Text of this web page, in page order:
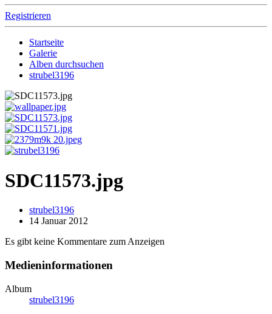
Registrieren
Startseite
Galerie
Alben durchsuchen
strubel3196
SDC11573.jpg
strubel3196
14 Januar 2012
Es gibt keine Kommentare zum Anzeigen
Medieninformationen
Album
strubel3196